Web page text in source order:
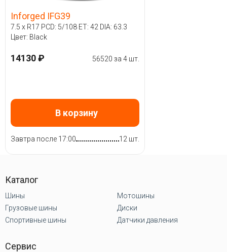
Inforged IFG39
7.5 x R17 PCD: 5/108 ET: 42 DIA: 63.3
Цвет: Black
14130 ₽ 56520 за 4 шт.
В корзину
Завтра после 17:00 12 шт.
Каталог
Шины
Грузовые шины
Спортивные шины
Мотошины
Диски
Датчики давления
Сервис